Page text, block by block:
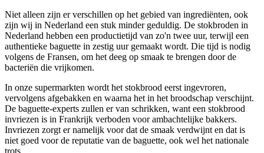
Niet alleen zijn er verschillen op het gebied van ingrediënten, ook
zijn wij in Nederland een stuk minder geduldig. De stokbroden in
Nederland hebben een productietijd van zo'n twee uur, terwijl een
authentieke baguette in zestig uur gemaakt wordt. Die tijd is nodig
volgens de Fransen, om het deeg op smaak te brengen door de
bacteriën die vrijkomen.
In onze supermarkten wordt het stokbrood eerst ingevroren,
vervolgens afgebakken en waarna het in het broodschap verschijnt.
De baguette-experts zullen er van schrikken, want een stokbrood
invriezen is in Frankrijk verboden voor ambachtelijke bakkers.
Invriezen zorgt er namelijk voor dat de smaak verdwijnt en dat is
niet goed voor de reputatie van de baguette, ook wel het nationale
trots.